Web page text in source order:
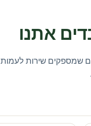
אתנו
שמספקים שירות